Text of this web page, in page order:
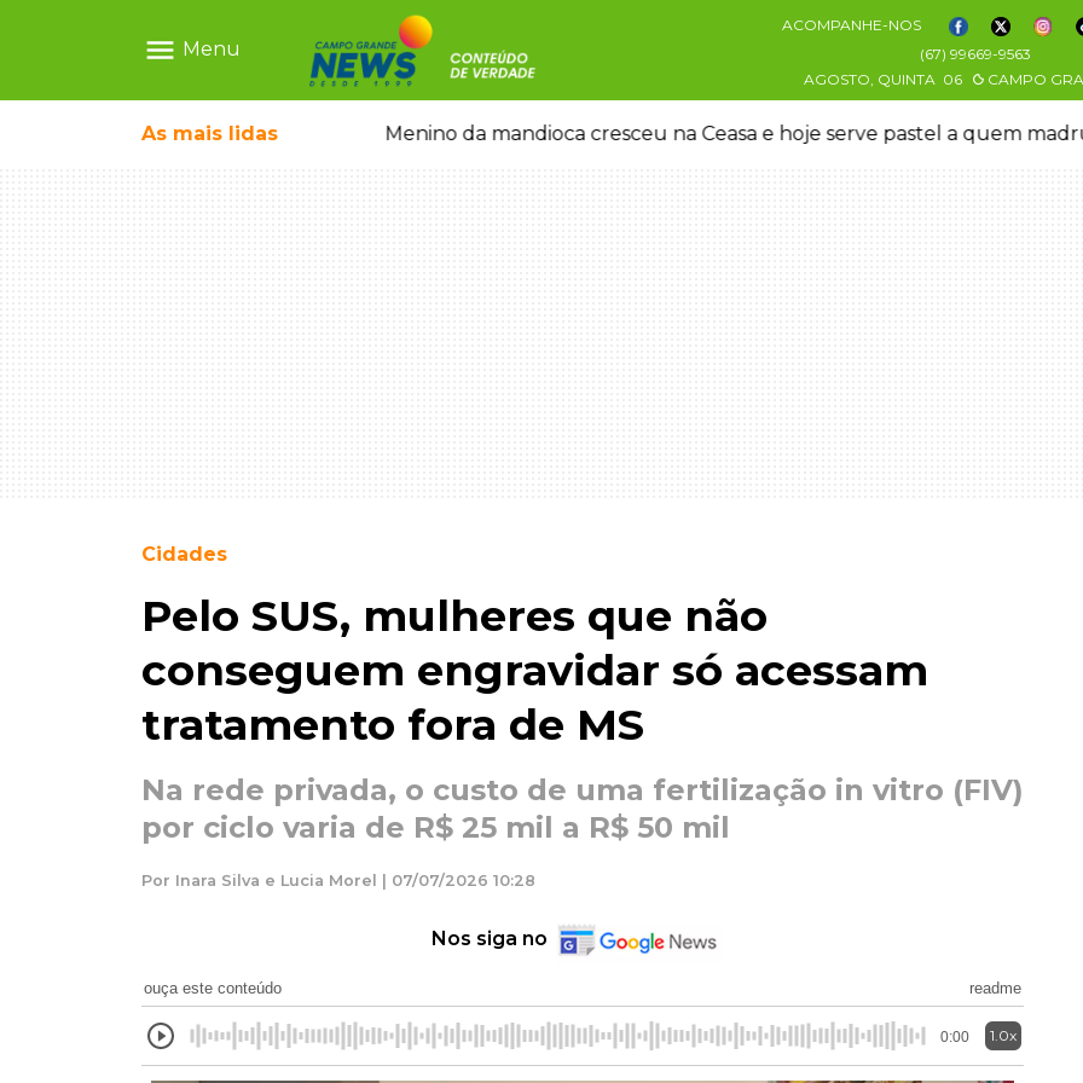
menu Menu
ACOMPANHE-NOS
(67) 99669-9563
AGOSTO, QUINTA 06 CAMPO
As mais lidas
show gratuito na Feira Central Menino da mandioca cresceu na Ceasa e hoje serve pastel a quem
Cidades
Pelo SUS, mulheres que não
conseguem engravidar só acessam
tratamento fora de MS
Na rede privada, o custo de uma fertilização in vitro (FIV)
por ciclo varia de R$ 25 mil a R$ 50 mil
Por Inara Silva e Lucia Morel | 07/07/2026 10:28
Nos siga no
ouça este conteúdo readme
0:00 1.0x